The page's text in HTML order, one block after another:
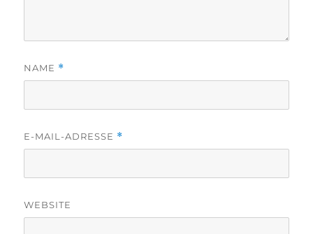
NAME *
E-MAIL-ADRESSE *
WEBSITE